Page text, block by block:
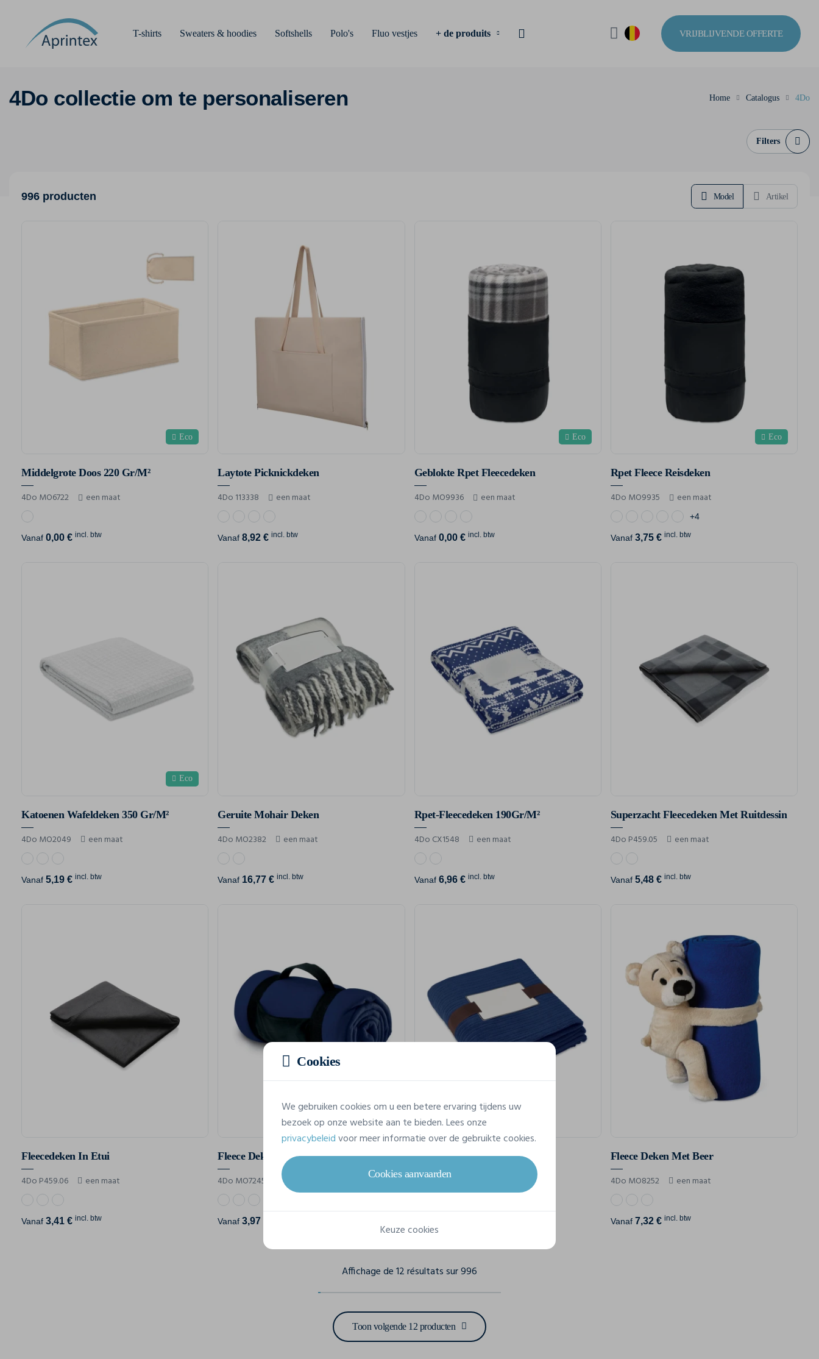
T-shirts Sweaters & hoodies Softshells Polo's Fluo vestjes + de produits VRIJBLIJVENDE OFFERTE
4Do collectie om te personaliseren Home Catalogus 4Do
Filters
996 producten Model Artikel
Eco
Middelgrote Doos 220 Gr/M²
4Do MO6722 een maat
Vanaf 0,00 € incl. btw
Laytote Picknickdeken
4Do 113338 een maat
Vanaf8,92 € incl. btw
Eco
Geblokte Rpet Fleecedeken
4Do MO9936 een maat
Vanaf 0,00 € incl. btw
Eco
Rpet Fleece Reisdeken
4Do MO9935 een maat
+4
Vanaf 3,75 € incl. btw
Eco
Katoenen Wafeldeken 350 Gr/M²
4Do MO2049 een maat
Vanaf 5,19 € incl. btw
Geruite Mohair Deken
4Do MO2382 een maat
Vanaf 16,77 € incl. btw
Rpet-Fleecedeken 190Gr/M²
4Do CX1548 een maat
Vanaf 6,96 € incl. btw
Superzacht Fleecedeken Met Ruitdessin
4Do P459.05 een maat
Vanaf 5,48 € incl. btw
Fleecedeken In Etui
4Do P459.06 een maat
Vanaf 3,41 € incl. btw
Fleece Deken
4Do MO7245 een maat
Vanaf3,97 €
Fleece Deken 240 G/M2
4Do MO7246
Fleece Deken Met Beer
4Do MO8252 een maat
Vanaf 7,32 € incl. btw
Affichage de 12 résultats sur 996
Toon volgende 12 producten
Cookies
We gebruiken cookies om u een betere ervaring tijdens uw
bezoek op onze website aan te bieden. Lees onze
privacybeleidvoor meer informatie over de gebruikte cookies.
Cookies aanvaarden
Keuze cookies